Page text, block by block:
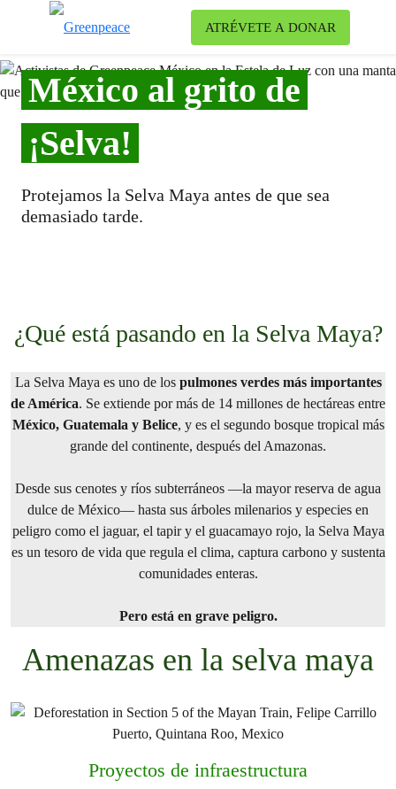
ATRÉVETE A DONAR
México al grito de
¡Selva!
Protejamos la Selva Maya antes de que sea
demasiado tarde.
¿Qué está pasando en la Selva Maya?
La Selva Maya es uno de lospulmones verdes más importantes
de América. Se extiende por más de 14 millones de hectáreas entre
México, Guatemala y Belice, y es el segundo bosque tropical más
grande del continente, después del Amazonas.
Desde sus cenotes y ríos subterráneos —la mayor reserva de agua
dulce de México— hasta sus árboles milenarios y especies en
peligro como el jaguar, el tapir y el guacamayo rojo, la Selva Maya
es un tesoro de vida que regula el clima, captura carbono y sustenta
comunidades enteras.
Pero está en grave peligro.
Amenazas en la selva maya
Proyectos de infraestructura